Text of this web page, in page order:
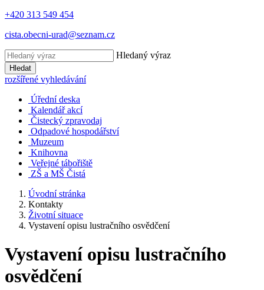
+420 313 549 454
cista.obecni-urad@seznam.cz
Hledaný výraz
Hledat
rozšířené vyhledávání
Úřední deska
Kalendář akcí
Čistecký zpravodaj
Odpadové hospodářství
Muzeum
Knihovna
Veřejné tábořiště
ZŠ a MŠ Čistá
Úvodní stránka
Kontakty
Životní situace
Vystavení opisu lustračního osvědčení
Vystavení opisu lustračního
osvědčení